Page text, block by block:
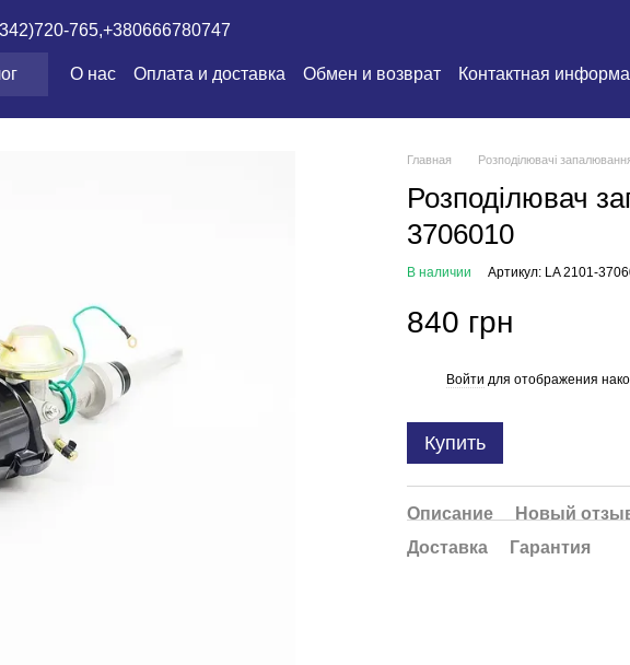
765,+380666780747
О нас Оплата и доставка Обмен и возврат Контактная
Главная Розподілювачі
Розподілювач
3706010
В наличии Артикул: LA 2101-
840 грн
Войти для отображения
Купить
Описание
Новый
Доставка
Гарантия